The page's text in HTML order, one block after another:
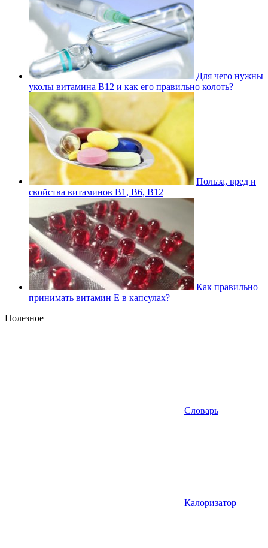
Для чего нужны
уколы витамина В12 и как его правильно колоть?
Польза, вред и
свойства витаминов В1, В6, В12
Как правильно
принимать витамин Е в капсулах?
Полезное
Словарь
Калоризатор